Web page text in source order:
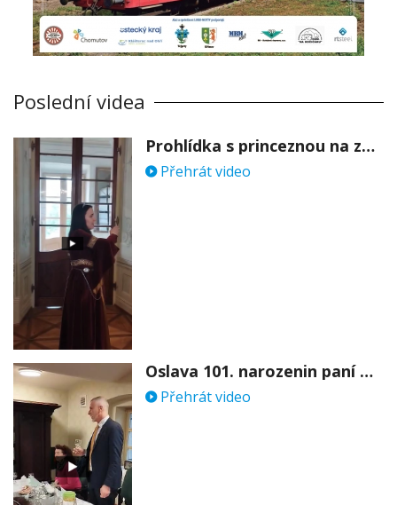
Poslední videa
Prohlídka s princeznou na zámku Stekník
Přehrát video
Oslava 101. narozenin paní Věry Skořepové
Přehrát video